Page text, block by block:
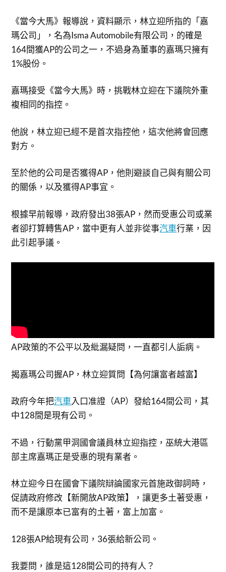
《當今大馬》報導說，資料顯示，林立迎所指的「嘉
瑪公司」，名為Isma Automobile有限公司，的確是
164間獲AP的公司之一，不過身為董事的嘉瑪只擁有
1%股份。
嘉瑪接受《當今大馬》時，挑戰林立迎在下議院外重
複相同的指控。
他說，林立迎已經不是首次指控他，這次他將會回應
對方。
至於他的公司是否獲得AP，他則避談自己與有關公司
的關係，以及獲得AP事宜。
根據早前報導，政府發出38張AP，然而受惠公司或業
者卻打算轉售AP，當中更有人並非從事汽車行業，因
此引起爭議。
AP政策的不公平以及紕漏疑問，一直都引人詬病。
揭嘉瑪公司握AP，林立迎質問【為何讓富者越富】
政府今年把汽車入口准證（AP）發給164間公司，其
中128間是現有公司。
不過，行動黨甲洞國會議員林立迎指控，巫統大港區
部主席嘉瑪正是受惠的現有業者。
林立迎今日在國會下議院辯論國家元首施政御詞時，
促請政府修改【新開放AP政策】，讓更多土著受惠，
而不是讓原本已富有的土著，富上加富。
128張AP給現有公司，36張給新公司。
我要問，誰是這128間公司的持有人？